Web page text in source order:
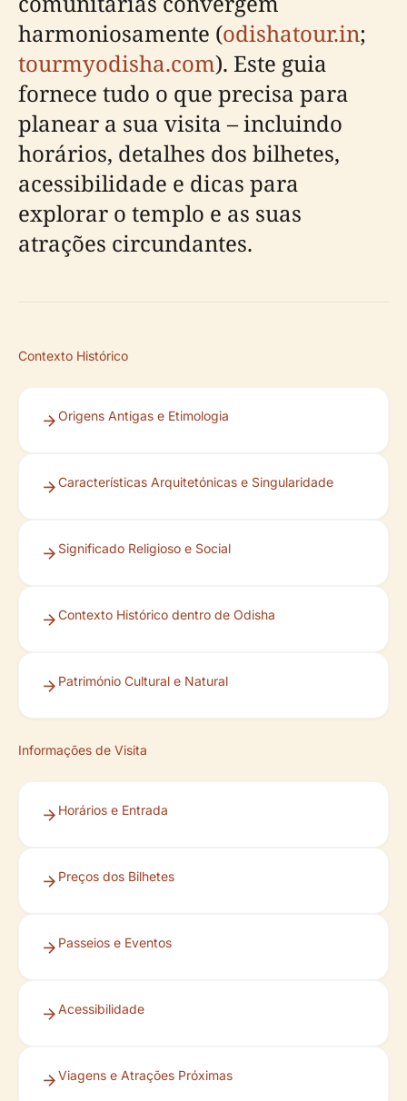
harmoniosamente (odishatour.in;
tourmyodisha.com). Este guia
fornece tudo o que precisa para
planear a sua visita – incluindo
horários, detalhes dos bilhetes,
acessibilidade e dicas para
explorar o templo e as suas
atrações circundantes.
Contexto Histórico
Origens Antigas e Etimologia
Características Arquitetónicas e Singularidade
Significado Religioso e Social
Contexto Histórico dentro de Odisha
Património Cultural e Natural
Informações de Visita
Horários e Entrada
Preços dos Bilhetes
Passeios e Eventos
Acessibilidade
Viagens e Atrações Próximas